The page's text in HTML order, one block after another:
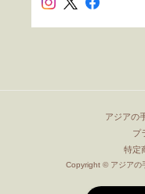
アジアの
プ
特定
Copyright © アジアの